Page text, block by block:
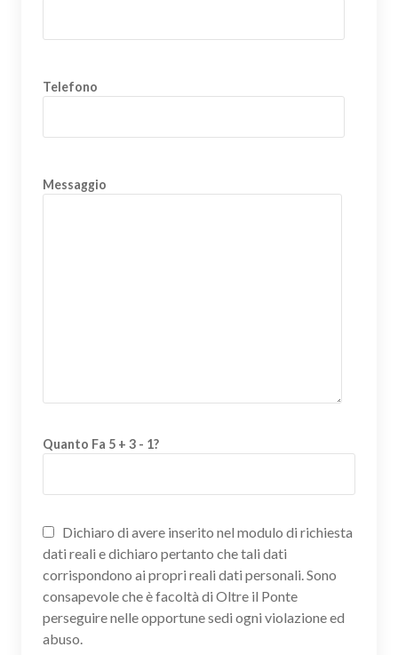
Telefono
Messaggio
Quanto Fa 5 + 3 - 1?
Dichiaro di avere inserito nel modulo di richiesta
dati reali e dichiaro pertanto che tali dati
corrispondono ai propri reali dati personali. Sono
consapevole che è facoltà di Oltre il Ponte
perseguire nelle opportune sedi ogni violazione ed
abuso.